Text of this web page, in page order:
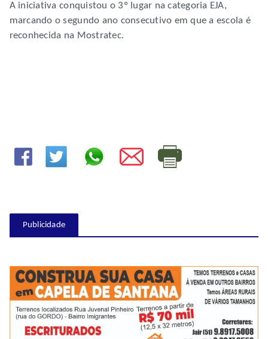
A iniciativa conquistou o 3º lugar na categoria EJA,
marcando o segundo ano consecutivo em que a escola é
reconhecida na Mostratec.
Publicidade